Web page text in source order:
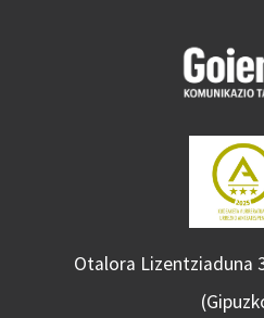
Otalora Lizentziaduna